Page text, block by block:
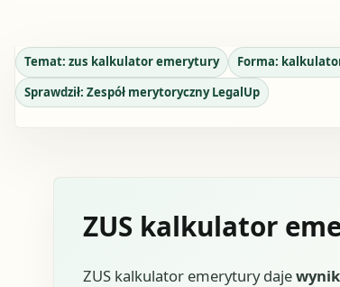
Temat: zus kalkulator emerytury Forma:
Sprawdził: Zespół merytoryczny LegalUp
ZUS kalkulator
ZUS kalkulator emerytury daje